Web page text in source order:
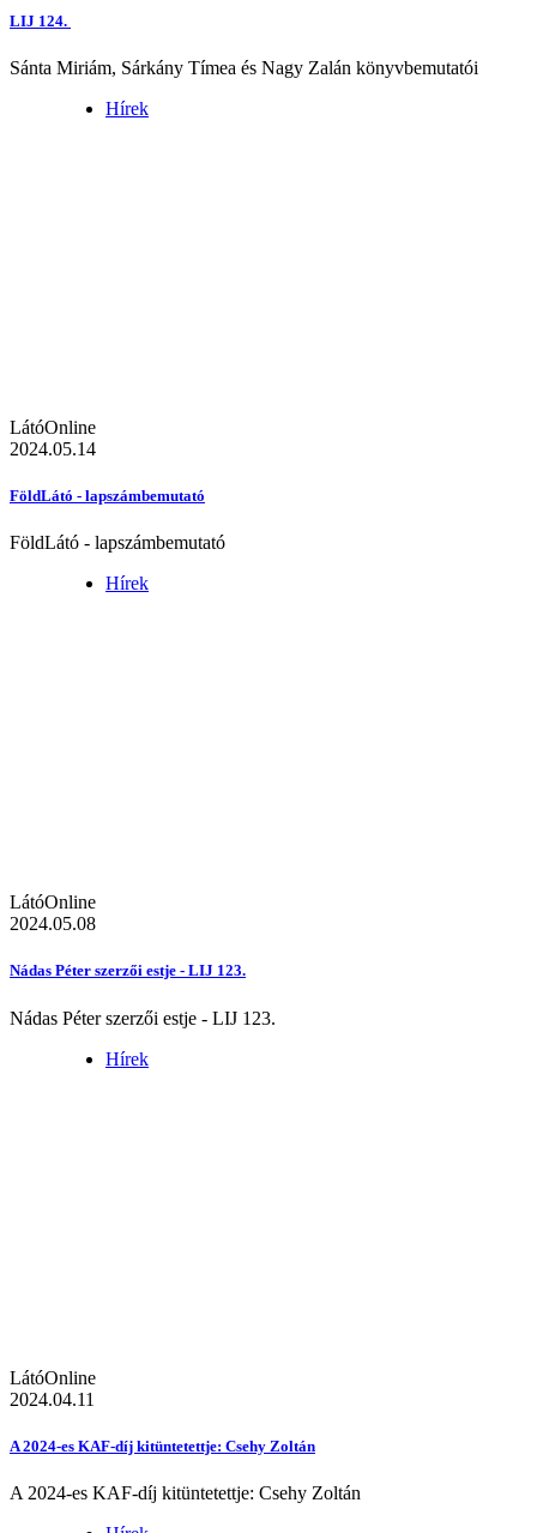
LIJ 124.
Sánta Miriám, Sárkány Tímea és Nagy Zalán könyvbemutatói
Hírek
LátóOnline
2024.05.14
FöldLátó - lapszámbemutató
FöldLátó - lapszámbemutató
Hírek
LátóOnline
2024.05.08
Nádas Péter szerzői estje - LIJ 123.
Nádas Péter szerzői estje - LIJ 123.
Hírek
LátóOnline
2024.04.11
A 2024-es KAF-díj kitüntetettje: Csehy Zoltán
A 2024-es KAF-díj kitüntetettje: Csehy Zoltán